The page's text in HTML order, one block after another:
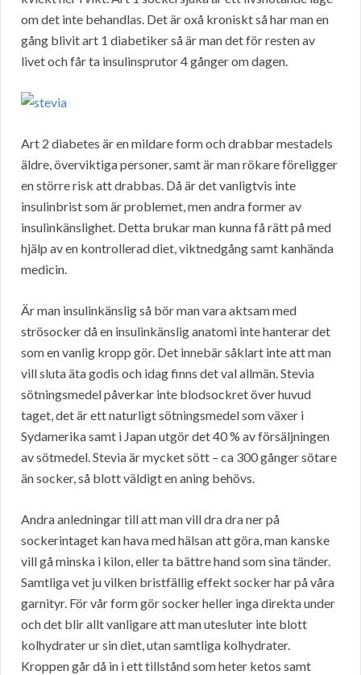
om det inte behandlas. Det är oxå kroniskt så har man en
gång blivit art 1 diabetiker så är man det för resten av
livet och får ta insulinsprutor 4 gånger om dagen.
Art 2 diabetes är en mildare form och drabbar mestadels
äldre, överviktiga personer, samt är man rökare föreligger
en större risk att drabbas. Då är det vanligtvis inte
insulinbrist som är problemet, men andra former av
insulinkänslighet. Detta brukar man kunna få rätt på med
hjälp av en kontrollerad diet, viktnedgång samt kanhända
medicin.
Är man insulinkänslig så bör man vara aktsam med
strösocker då en insulinkänslig anatomi inte hanterar det
som en vanlig kropp gör. Det innebär såklart inte att man
vill sluta äta godis och idag finns det val allmän. Stevia
sötningsmedel påverkar inte blodsockret över huvud
taget, det är ett naturligt sötningsmedel som växer i
Sydamerika samt i Japan utgör det 40 % av försäljningen
av sötmedel. Stevia är mycket sött – ca 300 gånger sötare
än socker, så blott väldigt en aning behövs.
Andra anledningar till att man vill dra dra ner på
sockerintaget kan hava med hälsan att göra, man kanske
vill gå minska i kilon, eller ta bättre hand som sina tänder.
Samtliga vet ju vilken bristfällig effekt socker har på våra
garnityr. För vår form gör socker heller inga direkta under
och det blir allt vanligare att man utesluter inte blott
kolhydrater ur sin diet, utan samtliga kolhydrater.
Kroppen går då in i ett tillstånd som heter ketos samt